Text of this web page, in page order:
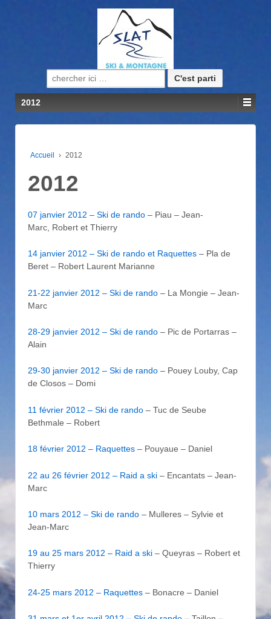
Recherche pour:
2012
Accueil › 2012
2012
07 janvier 2012 – Ski de rando – Piau – Jean-
Marc, Robert et Thierry
14 janvier 2012 – Ski de rando et Raquettes – Pla de
Beret – Robert Laurent Marianne
21-22 janvier 2012 – Ski de rando – La Mongie – Jean-
Marc
28-29 janvier 2012 – Ski de rando – Pic de Portarras –
Alain
29-30 janvier 2012 – Ski de rando – Pouey Louby, Cap
de Closos – Domi
11 février 2012 – Ski de rando – Tuc de Seube
Bethmale – Robert
18 février 2012 – Raquettes – Pouyaue – Daniel
22 au 26 février 2012 – Raid a ski – Encantats – Jean-
Marc
10 mars 2012 – Ski de rando – Mulleres – Sylvie et
Jean-Marc
19 au 25 mars 2012 – Raid a ski – Queyras – Robert et
Thierry
24-25 mars 2012 – Raquettes – Bonacre – Daniel